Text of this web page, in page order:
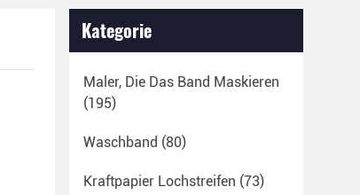
Kategorie
Maler, Die Das Band Maskieren
(195)
Waschband (80)
Kraftpapier Lochstreifen (73)